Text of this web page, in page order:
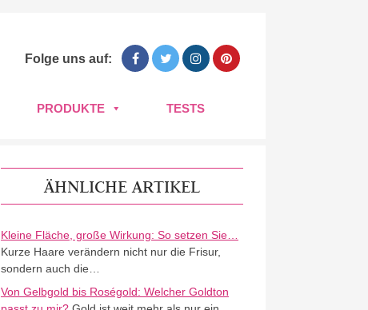
Folge uns auf:
PRODUKTE TESTS
ÄHNLICHE ARTIKEL
Kleine Fläche, große Wirkung: So setzen Sie…
Kurze Haare verändern nicht nur die Frisur,
sondern auch die…
Von Gelbgold bis Roségold: Welcher Goldton